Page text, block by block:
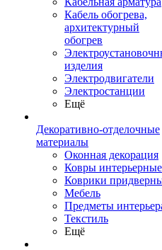
Кабель обогрева,
архитектурный
обогрев
изделия
Электродвигатели
Электростанции
Ещё
Декоративно-отделочные
материалы
Оконная декорация
Ковры интерьерные
Коврики
Мебель
Предметы
Текстиль
Ещё